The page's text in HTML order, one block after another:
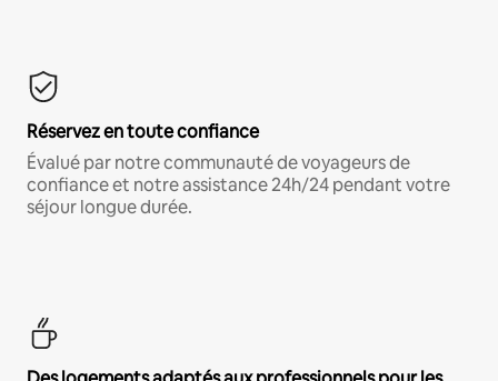
Réservez en toute confiance
Évalué par notre communauté de voyageurs de
confiance et notre assistance 24h/24 pendant votre
séjour longue durée.